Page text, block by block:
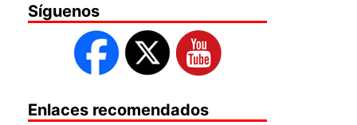
Síguenos
Enlaces recomendados